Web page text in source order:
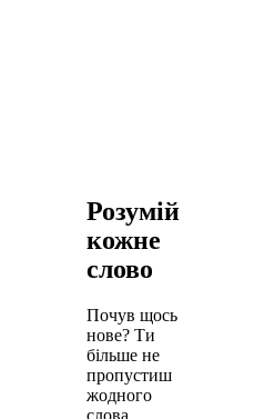
Розумій
кожне
слово
Почув щось
нове? Ти
більше не
пропустиш
жодного
слова.